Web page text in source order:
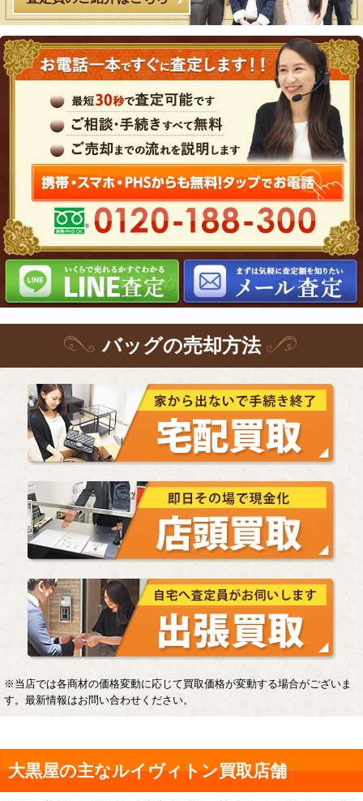
バッグの売却方法
※当店では各商材の価格変動に応じて買取価格が変動する場合がございま
す。最新情報はお問い合わせください。
大黒屋の主なルイヴィトン買取店舗